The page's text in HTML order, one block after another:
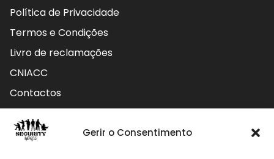
Gerir o Consentimento
Política de Privacidade
Termos e Condições
Livro de reclamações
CNIACC
Contactos
Contactos